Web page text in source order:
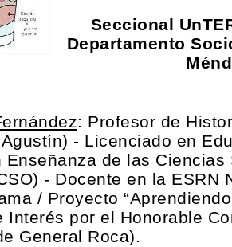
Seccional
Departamento
: Profesor de
- Licenciado en
Enseñanza de las Ciencias
- Docente en la ESRN
/ Proyecto
Interés por el Honorable
General Roca).